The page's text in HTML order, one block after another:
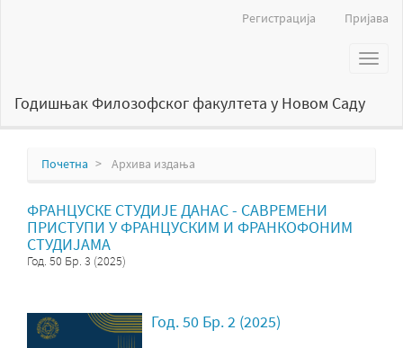
страна
Регистрација Пријава
Toggle
Годишњак Филозофског факултета у Новом Саду
Почетна Архива издања
ФРАНЦУСКЕ СТУДИЈЕ ДАНАС - САВРЕМЕНИ
ПРИСТУПИ У ФРАНЦУСКИМ И ФРАНКОФОНИМ
СТУДИЈАМА
Год. 50 Бр. 3 (2025)
Год. 50 Бр. 2 (2025)